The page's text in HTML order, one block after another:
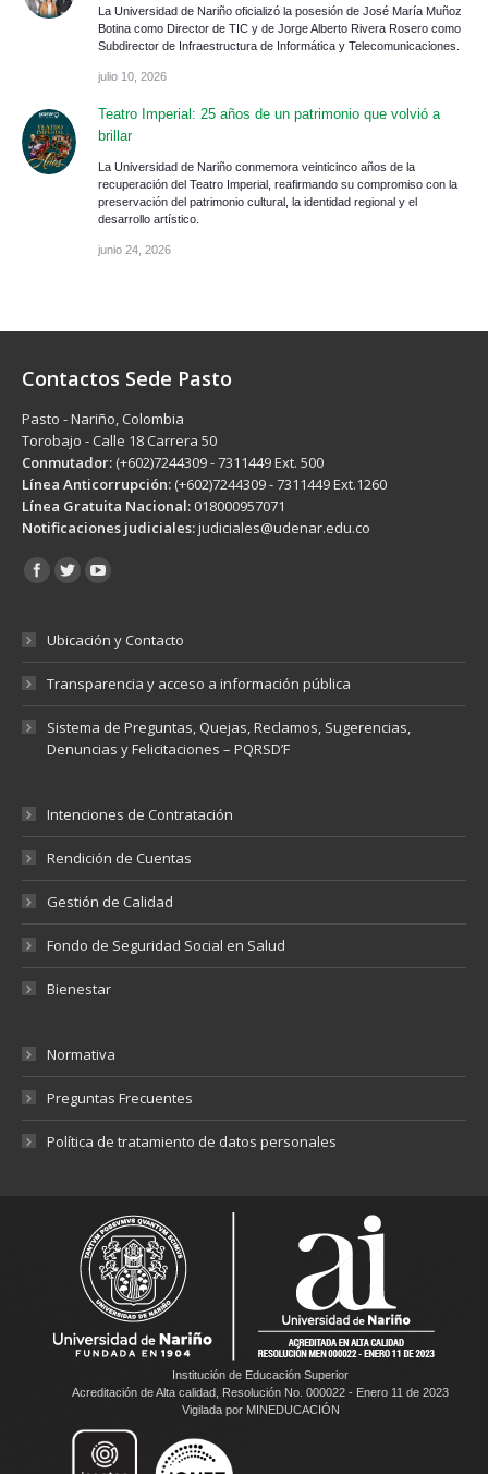
La Universidad de Nariño oficializó la posesión de José María Muñoz
Botina como Director de TIC y de Jorge Alberto Rivera Rosero como
Subdirector de Infraestructura de Informática y Telecomunicaciones.
julio 10, 2026
Teatro Imperial: 25 años de un patrimonio que volvió a
brillar
La Universidad de Nariño conmemora veinticinco años de la
recuperación del Teatro Imperial, reafirmando su compromiso con la
preservación del patrimonio cultural, la identidad regional y el
desarrollo artístico.
junio 24, 2026
Contactos Sede Pasto
Pasto - Nariño, Colombia
Torobajo - Calle 18 Carrera 50
Conmutador: (+602)7244309 - 7311449 Ext. 500
Línea Anticorrupción: (+602)7244309 - 7311449 Ext.1260
Línea Gratuita Nacional: 018000957071
Notificaciones judiciales:judiciales@udenar.edu.co
Encuéntranos en:
Ubicación y Contacto
Transparencia y acceso a información pública
Sistema de Preguntas, Quejas, Reclamos, Sugerencias,
Denuncias y Felicitaciones – PQRSD’F
Intenciones de Contratación
Rendición de Cuentas
Gestión de Calidad
Fondo de Seguridad Social en Salud
Bienestar
Normativa
Preguntas Frecuentes
Política de tratamiento de datos personales
Institución de Educación Superior
Acreditación de Alta calidad, Resolución No. 000022 - Enero 11 de 2023
Vigilada por MINEDUCACIÓN